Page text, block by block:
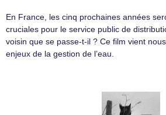
En France, les cinq prochaines années
cruciales pour le service public de
voisin que se passe-t-il ? Ce film vient
enjeux de la gestion de l’eau.